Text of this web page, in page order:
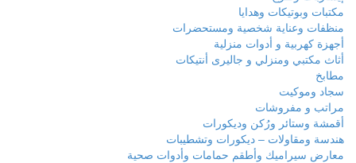
مكتبات وبوتيكات وهدايا
منظفات وعناية شخصية ومستحضرات
أجهزة كهربية و أدوات منزلية
أثاث مكتبي ومنزلي و جاليرى أنتيكات
مطابخ
سجاد وموكيت
مراتب و مفروشات
أقمشة وستائر ورُكن وديكورات
هندسة ومقاولات – ديكورات وتشطيبات
معارض سيراميك وأطقم حمامات وأدوات صحية